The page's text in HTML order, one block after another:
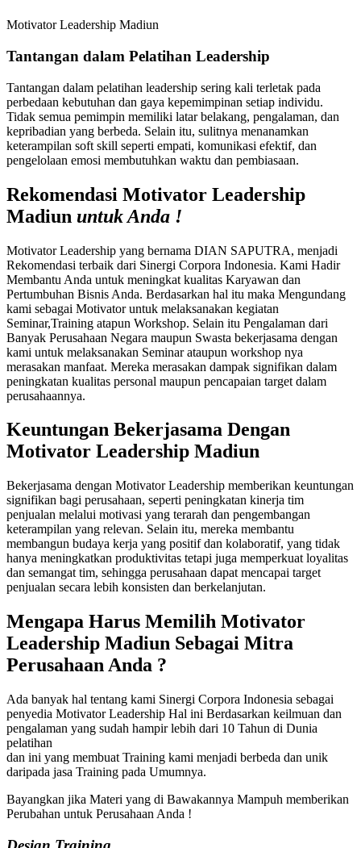
Motivator Leadership Madiun
Tantangan dalam Pelatihan Leadership
Tantangan dalam pelatihan leadership sering kali terletak pada
perbedaan kebutuhan dan gaya kepemimpinan setiap individu.
Tidak semua pemimpin memiliki latar belakang, pengalaman, dan
kepribadian yang berbeda. Selain itu, sulitnya menanamkan
keterampilan soft skill seperti empati, komunikasi efektif, dan
pengelolaan emosi membutuhkan waktu dan pembiasaan.
Rekomendasi Motivator Leadership
Madiun untuk Anda !
Motivator Leadership yang bernama DIAN SAPUTRA, menjadi
Rekomendasi terbaik dari Sinergi Corpora Indonesia. Kami Hadir
Membantu Anda untuk meningkat kualitas Karyawan dan
Pertumbuhan Bisnis Anda. Berdasarkan hal itu maka Mengundang
kami sebagai Motivator untuk melaksanakan kegiatan
Seminar,Training atapun Workshop. Selain itu Pengalaman dari
Banyak Perusahaan Negara maupun Swasta bekerjasama dengan
kami untuk melaksanakan Seminar ataupun workshop nya
merasakan manfaat. Mereka merasakan dampak signifikan dalam
peningkatan kualitas personal maupun pencapaian target dalam
perusahaannya.
Keuntungan Bekerjasama Dengan
Motivator Leadership Madiun
Bekerjasama dengan Motivator Leadership memberikan keuntungan
signifikan bagi perusahaan, seperti peningkatan kinerja tim
penjualan melalui motivasi yang terarah dan pengembangan
keterampilan yang relevan. Selain itu, mereka membantu
membangun budaya kerja yang positif dan kolaboratif, yang tidak
hanya meningkatkan produktivitas tetapi juga memperkuat loyalitas
dan semangat tim, sehingga perusahaan dapat mencapai target
penjualan secara lebih konsisten dan berkelanjutan.
Mengapa Harus Memilih Motivator
Leadership Madiun Sebagai Mitra
Perusahaan Anda ?
Ada banyak hal tentang kami Sinergi Corpora Indonesia sebagai
penyedia Motivator Leadership Hal ini Berdasarkan keilmuan dan
pengalaman yang sudah hampir lebih dari 10 Tahun di Dunia
pelatihan
dan ini yang membuat Training kami menjadi berbeda dan unik
daripada jasa Training pada Umumnya.
Bayangkan jika Materi yang di Bawakannya Mampuh memberikan
Perubahan untuk Perusahaan Anda !